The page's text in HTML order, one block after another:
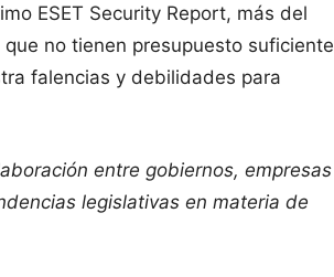
ESET Security Report, más del
no tienen presupuesto suficiente
falencias y debilidades para
entre gobiernos, empresas
legislativas en materia de